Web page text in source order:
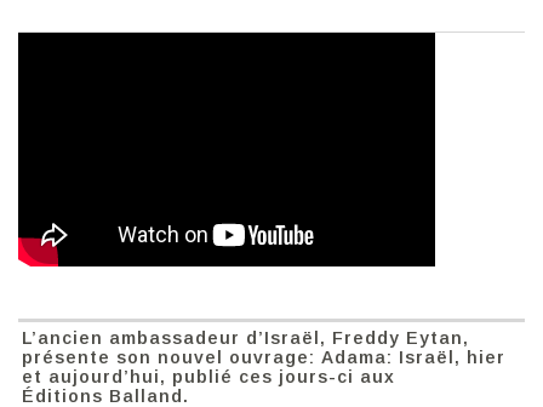
L’ancien ambassadeur d’Israël, Freddy Eytan,
présente son nouvel ouvrage: Adama: Israël, hier
et aujourd’hui, publié ces jours-ci aux
Éditions Balland.